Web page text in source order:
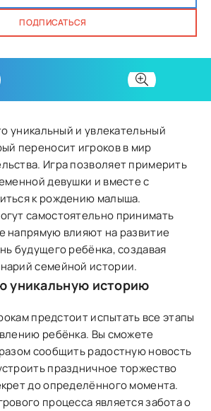
ПОДПИСАТЬСЯ
уникальный и увлекательный
переносит игроков в мир
Игра позволяет примерить
девушки и вместе с
к рождению малыша.
самостоятельно принимать
напрямую влияют на развитие
будущего ребёнка, создавая
семейной истории.
уникальную историю
предстоит испытать все этапы
ребёнка. Вы сможете
сообщить радостную новость
праздничное торжество
до определённого момента.
процесса является забота о